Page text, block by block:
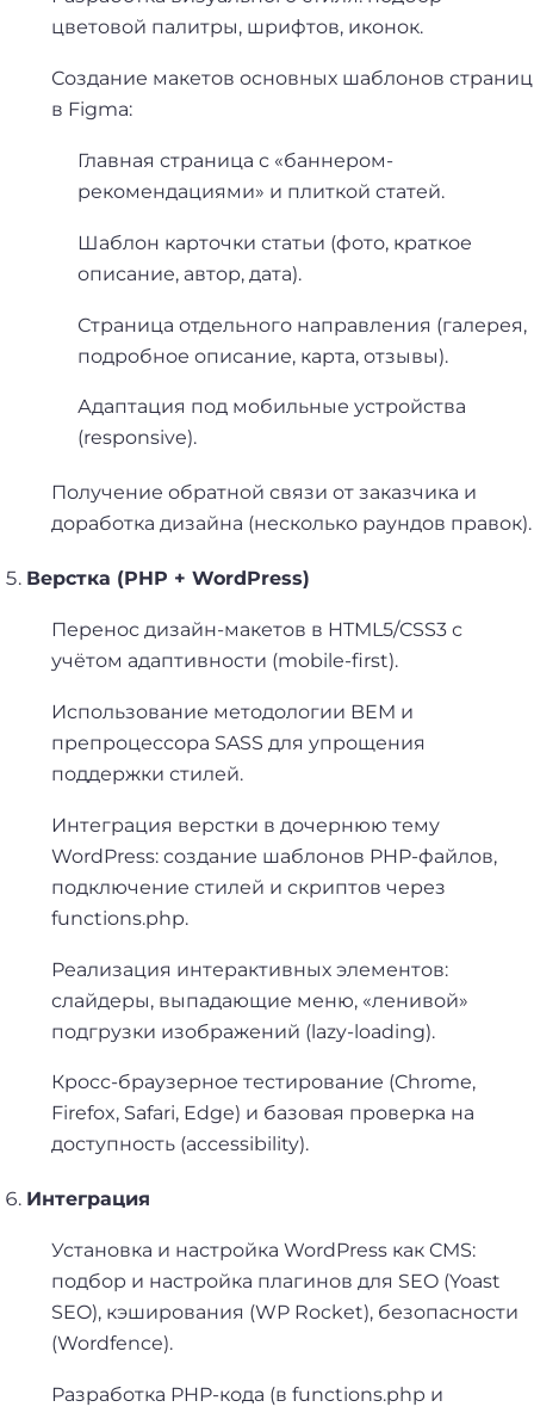
цветовой палитры, шрифтов, иконок.
Создание макетов основных шаблонов страниц
в Figma:
Главная страница с «баннером-
рекомендациями» и плиткой статей.
Шаблон карточки статьи (фото, краткое
описание, автор, дата).
Страница отдельного направления (галерея,
подробное описание, карта, отзывы).
Адаптация под мобильные устройства
(responsive).
Получение обратной связи от заказчика и
доработка дизайна (несколько раундов правок).
Верстка (PHP + WordPress)
Перенос дизайн-макетов в HTML5/CSS3 с
учётом адаптивности (mobile-first).
Использование методологии BEM и
препроцессора SASSдля упрощения
поддержки стилей.
Интеграция верстки в дочернюю тему
WordPress: создание шаблонов PHP-файлов,
подключение стилей и скриптов через
functions.php.
Реализация интерактивных элементов:
слайдеры, выпадающие меню, «ленивой»
подгрузки изображений (lazy-loading).
Кросс-браузерное тестирование (Chrome,
Firefox, Safari, Edge) и базовая проверка на
доступность (accessibility).
Интеграция
Установка и настройка WordPress как CMS:
подбор и настройка плагинов для SEO (Yoast
SEO), кэширования (WP Rocket), безопасности
(Wordfence).
Разработка PHP-кода (в functions.php и